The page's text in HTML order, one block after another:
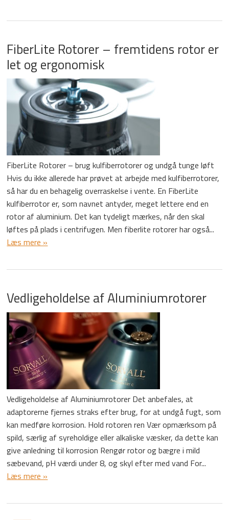
FiberLite Rotorer – fremtidens rotor er
let og ergonomisk
FiberLite Rotorer – brug kulfiberrotorer og undgå tunge løft
Hvis du ikke allerede har prøvet at arbejde med kulfiberrotorer,
så har du en behagelig overraskelse i vente. En FiberLite
kulfiberrotor er, som navnet antyder, meget lettere end en
rotor af aluminium. Det kan tydeligt mærkes, når den skal
løftes på plads i centrifugen. Men fiberlite rotorer har også...
Læs mere »
Vedligeholdelse af Aluminiumrotorer
Vedligeholdelse af Aluminiumrotorer Det anbefales, at
adaptorerne fjernes straks efter brug, for at undgå fugt, som
kan medføre korrosion. Hold rotoren ren Vær opmærksom på
spild, særlig af syreholdige eller alkaliske væsker, da dette kan
give anledning til korrosion Rengør rotor og bægre i mild
sæbevand, pH værdi under 8, og skyl efter med vand For...
Læs mere »